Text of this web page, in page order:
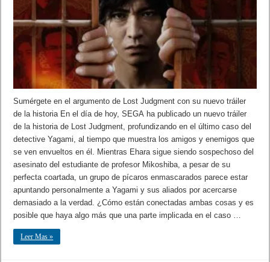
Sumérgete en el argumento de Lost Judgment con su nuevo tráiler
de la historia En el día de hoy, SEGA ha publicado un nuevo tráiler
de la historia de Lost Judgment, profundizando en el último caso del
detective Yagami, al tiempo que muestra los amigos y enemigos que
se ven envueltos en él. Mientras Ehara sigue siendo sospechoso del
asesinato del estudiante de profesor Mikoshiba, a pesar de su
perfecta coartada, un grupo de pícaros enmascarados parece estar
apuntando personalmente a Yagami y sus aliados por acercarse
demasiado a la verdad. ¿Cómo están conectadas ambas cosas y es
posible que haya algo más que una parte implicada en el caso …
Leer Mas »